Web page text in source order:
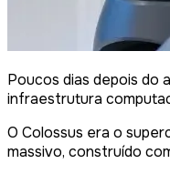
Poucos dias depois do
infraestrutura
O Colossus era o
massivo, construído